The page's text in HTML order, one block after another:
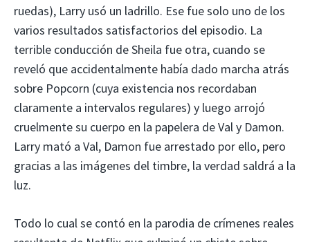
ruedas), Larry usó un ladrillo. Ese fue solo uno de los
varios resultados satisfactorios del episodio. La
terrible conducción de Sheila fue otra, cuando se
reveló que accidentalmente había dado marcha atrás
sobre Popcorn (cuya existencia nos recordaban
claramente a intervalos regulares) y luego arrojó
cruelmente su cuerpo en la papelera de Val y Damon.
Larry mató a Val, Damon fue arrestado por ello, pero
gracias a las imágenes del timbre, la verdad saldrá a la
luz.
Todo lo cual se contó en la parodia de crímenes reales